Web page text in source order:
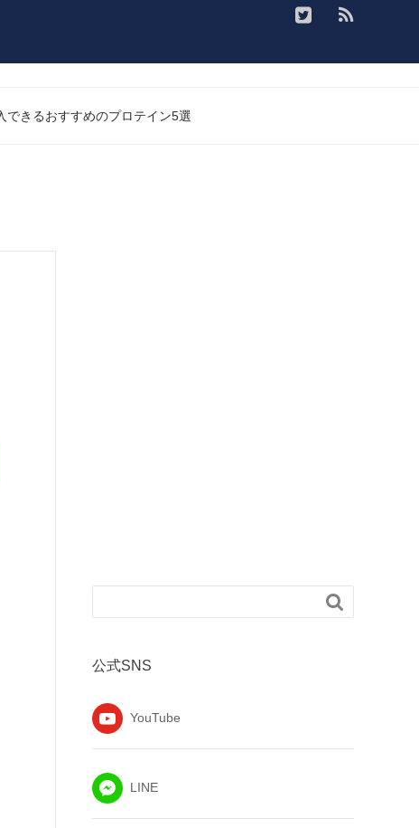
できるおすすめのプロテイン5選

公式SNS
YouTube
LINE